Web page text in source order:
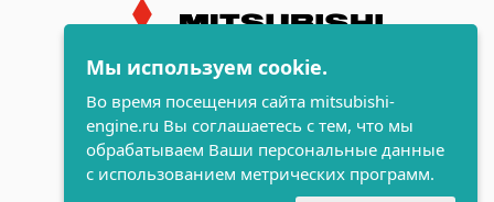
индустриальные и морские
дизельные двигатели Mitsubishi
разработка сайта
Мы используем cookie.
Во время посещения сайта mitsubishi-
engine.ru Вы соглашаетесь с тем, что мы
обрабатываем Ваши персональные данные
с использованием метрических программ.